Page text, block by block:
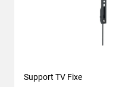
Support TV Fixe